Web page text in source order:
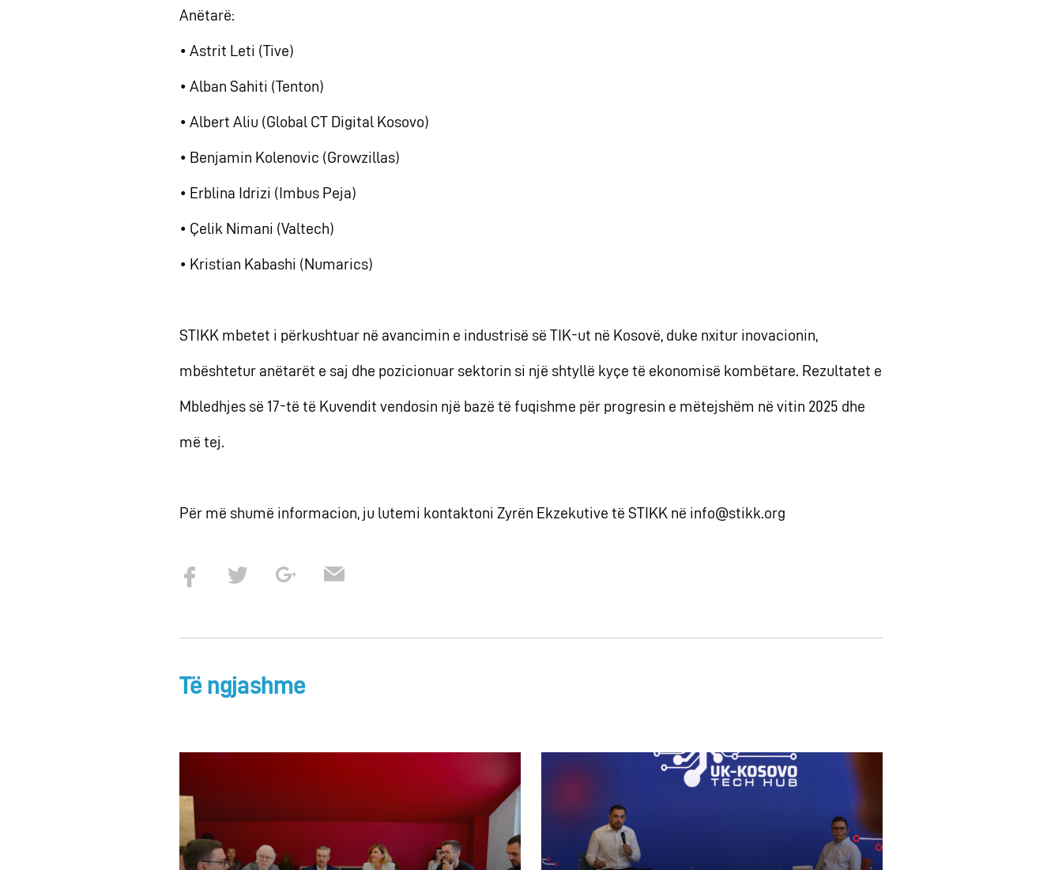
Anëtarë:
• Astrit Leti (Tive)
• Alban Sahiti (Tenton)
• Albert Aliu (Global CT Digital Kosovo)
• Benjamin Kolenovic (Growzillas)
• Erblina Idrizi (Imbus Peja)
• Çelik Nimani (Valtech)
• Kristian Kabashi (Numarics)
STIKK mbetet i përkushtuar në avancimin e industrisë së TIK-ut në Kosovë, duke nxitur inovacionin,
mbështetur anëtarët e saj dhe pozicionuar sektorin si një shtyllë kyçe të ekonomisë kombëtare. Rezultatet e
Mbledhjes së 17-të të Kuvendit vendosin një bazë të fuqishme për progresin e mëtejshëm në vitin 2025 dhe
më tej.
Për më shumë informacion, ju lutemi kontaktoni Zyrën Ekzekutive të STIKK në info@stikk.org
Të ngjashme